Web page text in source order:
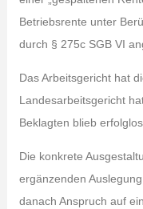
Betriebsrente unter
durch § 275c SGB VI
Das Arbeitsgericht hat
Landesarbeitsgericht
Beklagten blieb
Die konkrete
ergänzenden
danach Anspruch auf